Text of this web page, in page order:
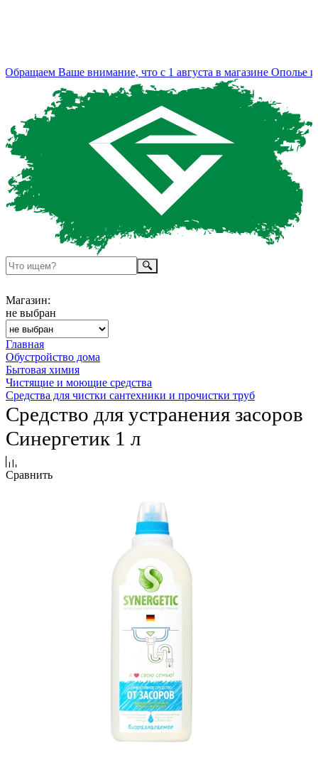
Ваше внимание, что с 1 августа в магазине Ополье
Магазин:
не выбран
Главная
Обустройство дома
Бытовая химия
Чистящие и моющие средства
Средства для чистки сантехники и прочистки труб
Средство для устранения засоров
Синергетик 1 л
Сравнить